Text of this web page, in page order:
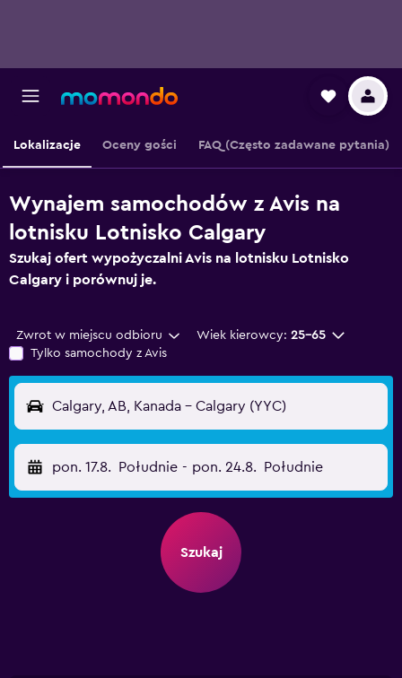
Lokalizacje Oceny gości FAQ (Często zadawane pytania)
Wynajem samochodów z Avis na
lotnisku Lotnisko Calgary
Szukaj ofert wypożyczalni Avis na lotnisku Lotnisko
Calgary i porównuj je.
Zwrot w miejscu odbioru Wiek kierowcy: 25-65
Tylko samochody z Avis
Calgary, AB, Kanada - Calgary (YYC)
pon. 17.8. Południe - pon. 24.8. Południe
Szukaj